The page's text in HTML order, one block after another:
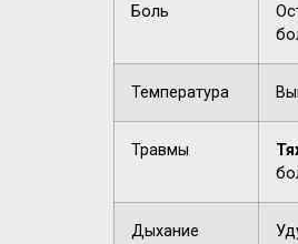
Боль
Температура
Травмы
Дыхание